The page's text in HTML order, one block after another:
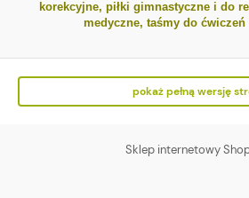
korekcyjne, piłki gimnastyczne i do
medyczne, taśmy do ćwiczeń
pokaż pełną wersję
Sklep internetowy